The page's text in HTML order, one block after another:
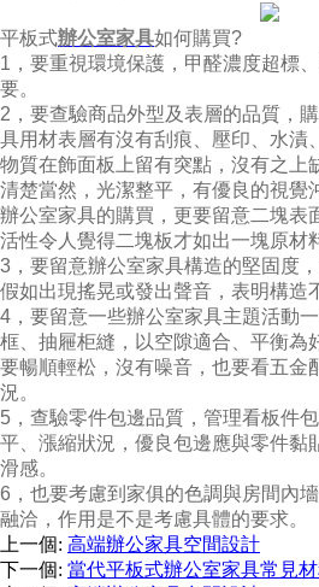
平板式辦公室家具如何購買?
1，要重視環境保護，甲醛濃度超標
要。
2，要查驗商品外型及表層的品質，
具用材表層有沒有刮痕、壓印、水漬
物質在飾面板上留有突點，沒有之上
清楚當然，光潔整平，有優良的視覺
辦公室家具的購買，更要留意二塊表
活性令人覺得二塊板才如出一塊原材
3，要留意辦公室家具構造的堅固度
假如出現搖晃或發出聲音，表明構造
4，要留意一些辦公室家具主題活動
框、抽屜柜縫，以空隙適合、平衡為
要暢順輕松，沒有噪音，也要看五金
況。
5，查驗零件包邊品質，管理看板件
平、漲縮狀況，優良包邊應與零件黏
滑感。
6，也要考慮到家俱的色調與房間內
融洽，作用是不是考慮具體的要求。
上一個: 高端辦公家具空間設計
下一個: 當代平板式辦公室家具常見材